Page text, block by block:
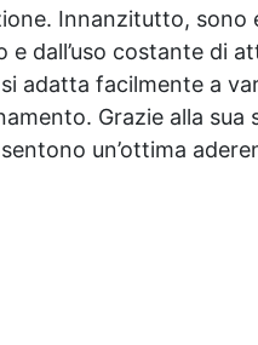
Innanzitutto, sono
e dall’uso costante di
adatta facilmente a
Grazie alla
un’ottima